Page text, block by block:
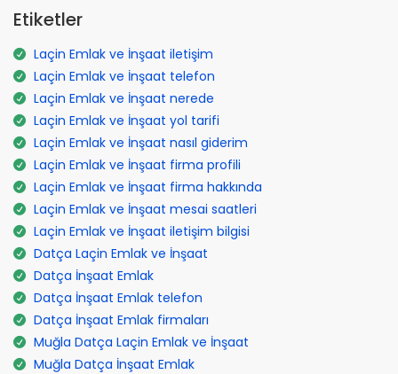
Etiketler
Laçin Emlak ve İnşaat iletişim
Laçin Emlak ve İnşaat telefon
Laçin Emlak ve İnşaat nerede
Laçin Emlak ve İnşaat yol tarifi
Laçin Emlak ve İnşaat nasıl giderim
Laçin Emlak ve İnşaat firma profili
Laçin Emlak ve İnşaat firma hakkında
Laçin Emlak ve İnşaat mesai saatleri
Laçin Emlak ve İnşaat iletişim bilgisi
Datça Laçin Emlak ve İnşaat
Datça İnşaat Emlak
Datça İnşaat Emlak telefon
Datça İnşaat Emlak firmaları
Muğla Datça Laçin Emlak ve İnşaat
Muğla Datça İnşaat Emlak